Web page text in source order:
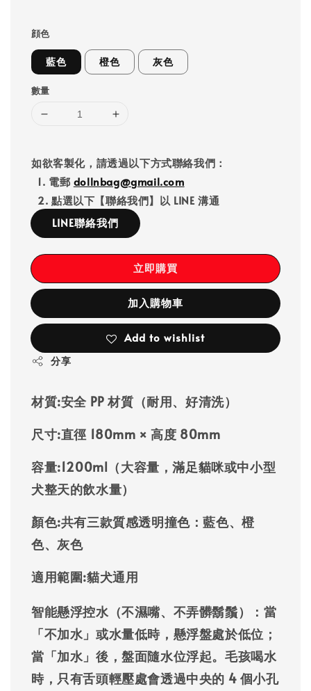
顔色
藍色 橙色 灰色
數量
如欲客製化，請透過以下方式聯絡我們：
1. 電郵 dollnbag@gmail.com
2. 點選以下【聯絡我們】以 LINE 溝通
LINE聯絡我們
立即購買
加入購物車
Add to wishlist
分享
材質:安全 PP 材質（耐用、好清洗）
尺寸:直徑 180mm × 高度 80mm
容量:1200ml（大容量，滿足貓咪或中小型
犬整天的飲水量）
顏色:共有三款質感透明撞色：藍色、橙
色、灰色
適用範圍:貓犬通用
智能懸浮控水（不濕嘴、不弄髒鬍鬚）： 當
「不加水」或水量低時，懸浮盤處於低位；
當「加水」後，盤面隨水位浮起。毛孩喝水
時，只有舌頭輕壓處會透過中央的 4 個小孔